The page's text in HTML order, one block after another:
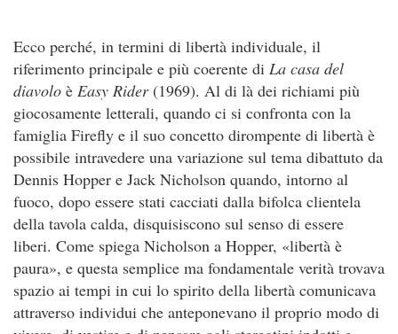
Ecco perché, in termini di libertà individuale, il
riferimento principale e più coerente di La casa del
diavolo è Easy Rider (1969). Al di là dei richiami più
giocosamente letterali, quando ci si confronta con la
famiglia Firefly e il suo concetto dirompente di libertà è
possibile intravedere una variazione sul tema dibattuto da
Dennis Hopper e Jack Nicholson quando, intorno al
fuoco, dopo essere stati cacciati dalla bifolca clientela
della tavola calda, disquisiscono sul senso di essere
liberi. Come spiega Nicholson a Hopper, «libertà è
paura», e questa semplice ma fondamentale verità trovava
spazio ai tempi in cui lo spirito della libertà comunicava
attraverso individui che anteponevano il proprio modo di